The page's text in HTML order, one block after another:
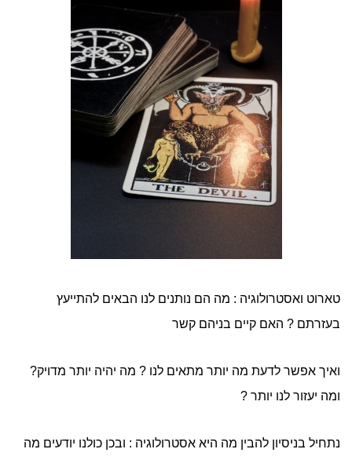
טארוט ואסטרולוגיה : מה הם נותנים לנו הבאים להתייעץ
בעזרתם ? האם קיים בניהם קשר
ואיך אפשר לדעת מה יותר מתאים לנו ? מה יהיה יותר מדויק?
ומה יעזור לנו יותר ?
נתחיל בניסיון להבין מה היא אסטרולוגיה : ובכן כולנו יודעים מה